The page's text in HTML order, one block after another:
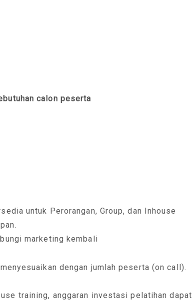
calon peserta
untuk Perorangan, Group, dan Inhouse
marketing kembali
dengan jumlah peserta (on call).
training, anggaran investasi pelatihan dapat